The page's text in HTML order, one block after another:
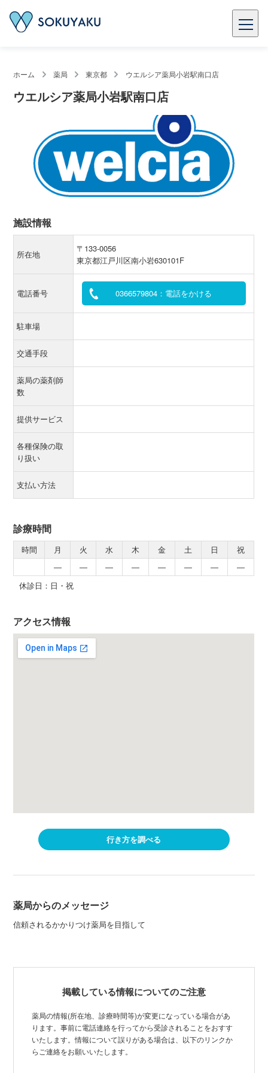
ホーム 薬局 東京都 ウエルシア薬局小岩駅南口店
ウエルシア薬局小岩駅南口店
施設情報
所在地
〒133-0056
東京都江戸川区南小岩630101F
電話番号 0366579804：電話をかける
駐車場
交通手段
薬局の薬剤師
数
提供サービス
各種保険の取
り扱い
支払い方法
診療時間
時間 月 火 水 木 金 土 日
祝
―
― ― ― ― ― ―
―
休診日：日・祝
アクセス情報
行き方を調べる
薬局からのメッセージ
信頼されるかかりつけ薬局を目指して
掲載している情報についてのご注意
薬局の情報(所在地、診療時間等)が変更になっている場合があ
ります。事前に電話連絡を行ってから受診されることをおすす
いたします。情報について誤りがある場合は、以下のリンクか
らご連絡をお願いいたします。